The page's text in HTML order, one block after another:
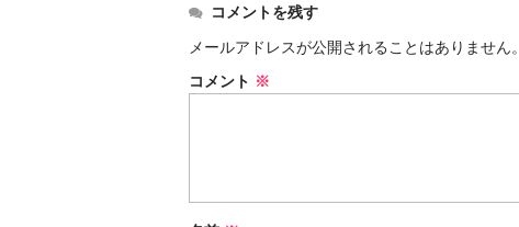
コメントを残す
メールアドレスが公開されることはありません。
コメント ※